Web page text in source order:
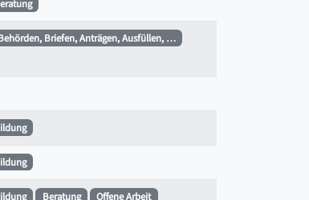
Briefen, Anträgen, Ausfüllen, …
Beratung Offene Arbeit